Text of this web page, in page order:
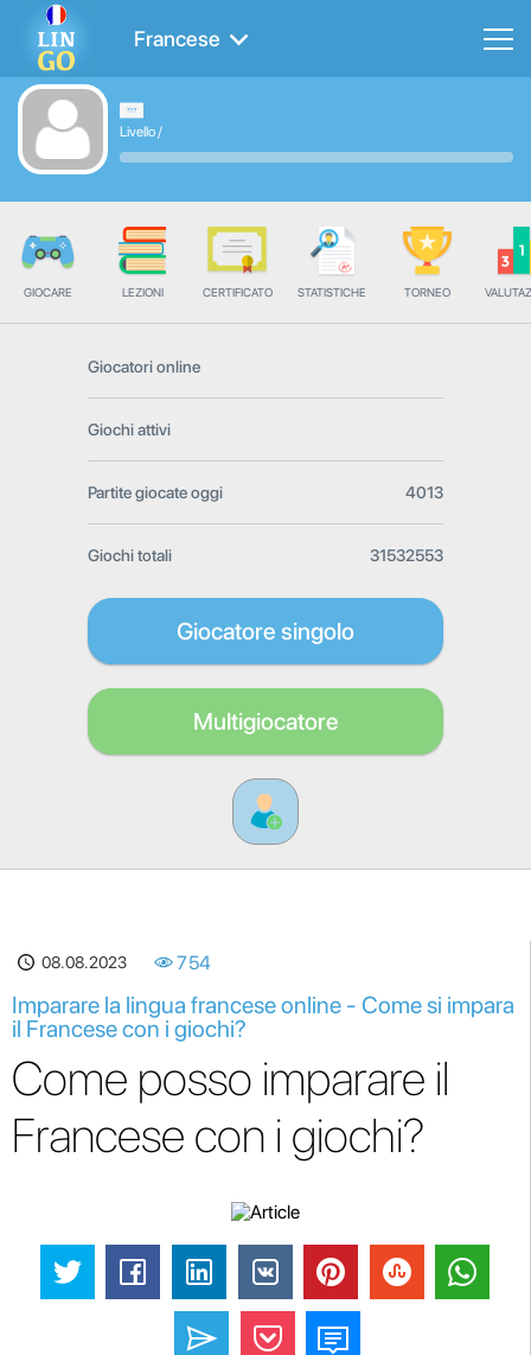
Francese
Livello/
GIOCARE LEZIONI CERTIFICATO STATISTICHE TORNEO
Giocatori online
Giochi attivi
Partite giocate oggi 4013
Giochi totali 31532553
Giocatore singolo
Multigiocatore
08.08.2023 754
Imparare la lingua francese online - Come si impara
il Francese con i giochi?
Come posso imparare il
Francese con i giochi?